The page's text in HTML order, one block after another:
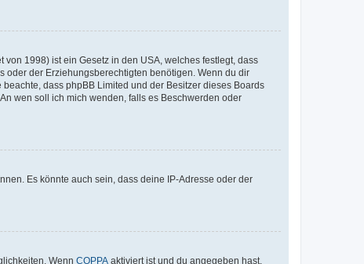
1998) ist ein Gesetz in den USA, welches festlegt, dass
der Erziehungsberechtigten benötigen. Wenn du dir
dass phpBB Limited und der Besitzer dieses Boards
wen soll ich mich wenden, falls es Beschwerden oder
Es könnte auch sein, dass deine IP-Adresse oder der
Wenn COPPA aktiviert ist und du angegeben hast,